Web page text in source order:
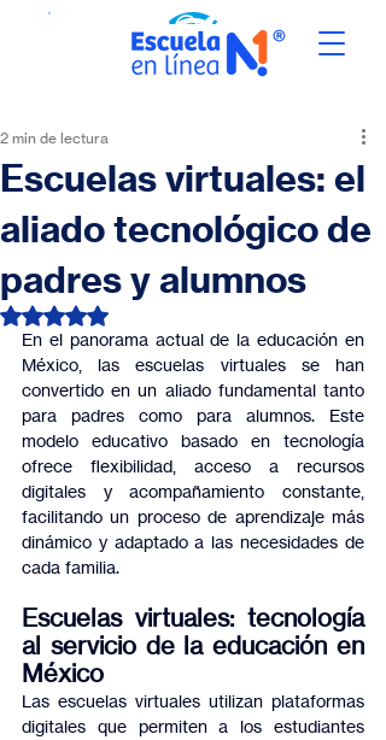
Escuelas virtuales: el
aliado tecnológico de
padres y alumnos
2 min de lectura
Obtuvo NaN de 5 estrellas.
En el panorama actual de la educación en
México, las escuelas virtuales se han
convertido en un aliado fundamental tanto
para padres como para alumnos. Este
modelo educativo basado en tecnología
ofrece flexibilidad, acceso a recursos
digitales y acompañamiento constante,
facilitando un proceso de aprendizaje más
dinámico y adaptado a las necesidades de
cada familia.
Escuelas virtuales: tecnología
al servicio de la educación en
México
Las escuelas virtuales utilizan plataformas
digitales que permiten a los estudiantes